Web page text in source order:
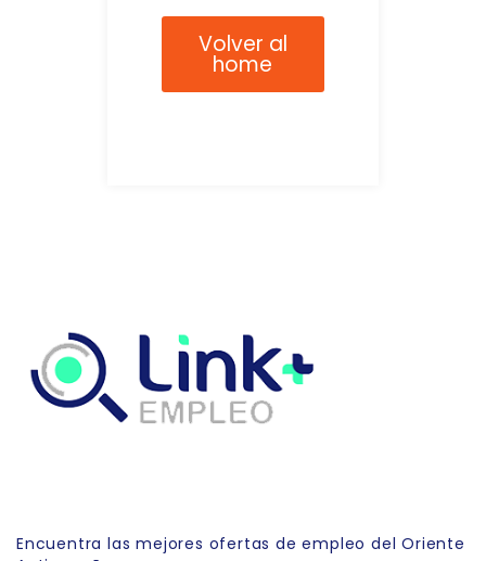
Volver al
home
Encuentra las mejores ofertas de empleo del Oriente